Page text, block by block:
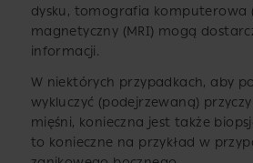
dysku, tomografia komputerowa
magnetyczny (MRI) mogą
informacji.
W niektórych przypadkach, aby
wykluczyć (podejrzewaną)
mięśni, konieczna jest także
to konieczne na przykład w